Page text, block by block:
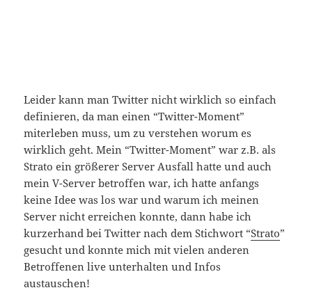
Leider kann man Twitter nicht wirklich so einfach
definieren, da man einen “Twitter-Moment”
miterleben muss, um zu verstehen worum es
wirklich geht. Mein “Twitter-Moment” war z.B. als
Strato ein größerer Server Ausfall hatte und auch
mein V-Server betroffen war, ich hatte anfangs
keine Idee was los war und warum ich meinen
Server nicht erreichen konnte, dann habe ich
kurzerhand bei Twitter nach dem Stichwort “Strato”
gesucht und konnte mich mit vielen anderen
Betroffenen live unterhalten und Infos
austauschen!